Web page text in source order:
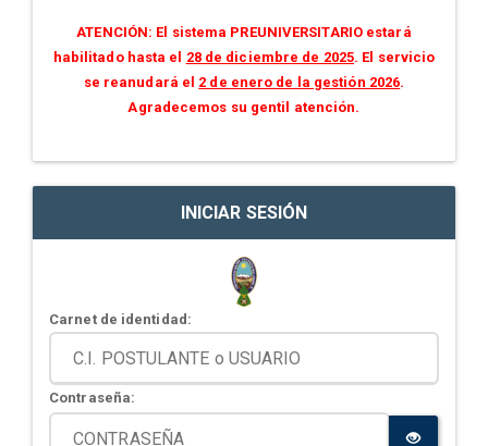
ATENCIÓN: El sistema PREUNIVERSITARIO estará
habilitado hasta el 28 de diciembre de 2025. El servicio
se reanudará el 2 de enero de la gestión 2026.
Agradecemos su gentil atención.
INICIAR SESIÓN
Carnet de identidad:
Contraseña: